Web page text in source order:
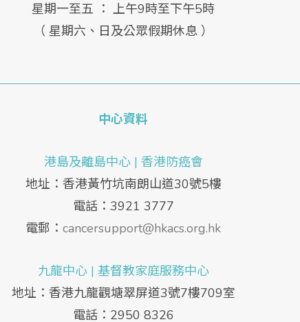
星期一至五 ： 上午9時至下午5時
（ 星期六、日及公眾假期休息 ）
中心資料
港島及離島中心 | 香港防癌會
地址：香港黃竹坑南朗山道30號5樓
電話：3921 3777
電郵： cancersupport@hkacs.org.hk
九龍中心 | 基督教家庭服務中心
地址：香港九龍觀塘翠屏道3號7樓709室
電話：2950 8326